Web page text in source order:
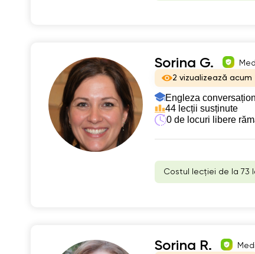
Sorina G.
2 vizualizează acum
Engleza
44 lecții susținute
0 de locuri libere
Costul lecției de la 73
Sorina R.